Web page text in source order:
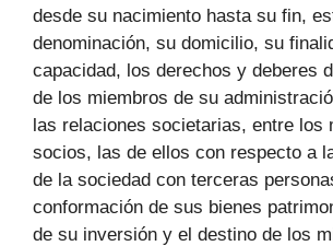
desde su nacimiento hasta su fin,
denominación, su domicilio, su
capacidad, los derechos y deberes
de los miembros de su
las relaciones societarias, entre los
socios, las de ellos con respecto a
de la sociedad con terceras
conformación de sus bienes
de su inversión y el destino de los